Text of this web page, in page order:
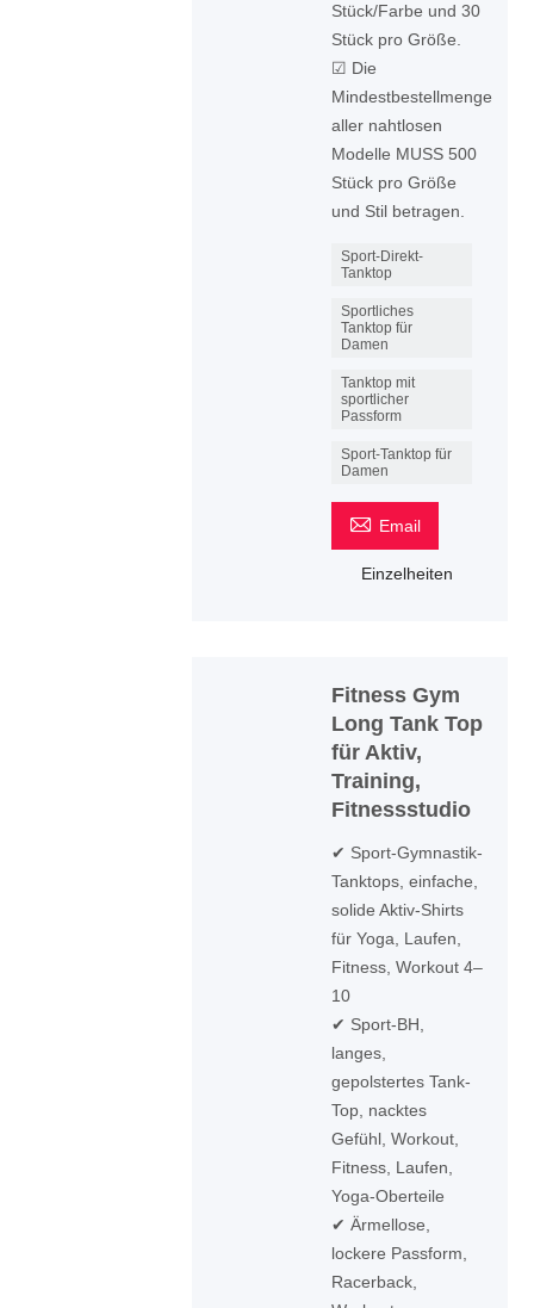
Stück/Farbe und 30
Stück pro Größe.
☑ Die
Mindestbestellmenge
aller nahtlosen
Modelle MUSS 500
Stück pro Größe
und Stil betragen.
Sport-Direkt-
Tanktop
Sportliches
Tanktop für
Damen
Tanktop mit
sportlicher
Passform
Sport-Tanktop für
Damen
 Email
Einzelheiten
Fitness Gym
Long Tank Top
für Aktiv,
Training,
Fitnessstudio
✔ Sport-Gymnastik-
Tanktops, einfache,
solide Aktiv-Shirts
für Yoga, Laufen,
Fitness, Workout 4–
10
✔ Sport-BH,
langes,
gepolstertes Tank-
Top, nacktes
Gefühl, Workout,
Fitness, Laufen,
Yoga-Oberteile
✔ Ärmellose,
lockere Passform,
Racerback,